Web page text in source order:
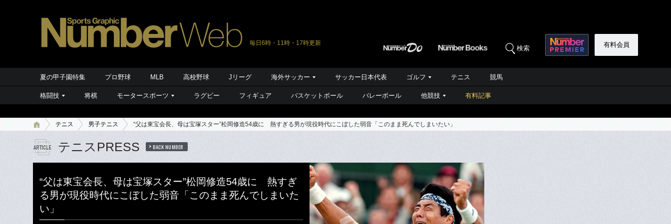
毎日6時・11時・17時更新
検索 有料会員
夏の甲子園特集 プロ野球 MLB 高校野球 Jリーグ 海外サッカー サッカー日本代表 ゴルフ テニス 競馬
格闘技 将棋 モータースポーツ ラグビー フィギュア バスケットボール バレーボール 他競技 有料記事
テニス 男子テニス “父は東宝会長、母は宝塚スター”松岡修造54歳に 熱すぎる男が現役時代にこぼした弱音「このまま死んでしまいたい」
テニスPRESS BACK NUMBER
“父は東宝会長、母は宝塚スター”松岡修造54歳に 熱すぎ
る男が現役時代にこぼした弱音「このまま死んでしまいた
い」